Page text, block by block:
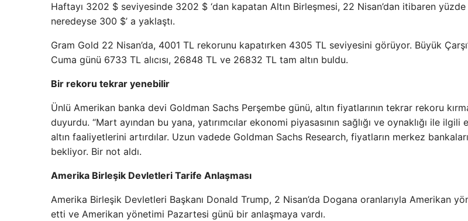
Haftayı 3202 $ seviyesinde 3202 $ ‘dan kapatan Altın Birleşmesi, 22 Nisan’dan itibaren yüzde
neredeyse 300 $’ a yaklaştı.
Gram Gold 22 Nisan’da, 4001 TL rekorunu kapatırken 4305 TL seviyesini görüyor. Büyük
Cuma günü 6733 TL alıcısı, 26848 TL ve 26832 TL tam altın buldu.
Bir rekoru tekrar yenebilir
Ünlü Amerikan banka devi Goldman Sachs Perşembe günü, altın fiyatlarının tekrar rekoru
duyurdu. “Mart ayından bu yana, yatırımcılar ekonomi piyasasının sağlığı ve oynaklığı ile
altın faaliyetlerini artırdılar. Uzun vadede Goldman Sachs Research, fiyatların merkez
bekliyor. Bir not aldı.
Amerika Birleşik Devletleri Tarife Anlaşması
Amerika Birleşik Devletleri Başkanı Donald Trump, 2 Nisan’da Dogana oranlarıyla Amerikan
etti ve Amerikan yönetimi Pazartesi günü bir anlaşmaya vardı.